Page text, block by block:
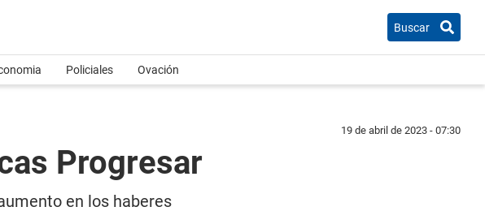
Buscar
Policiales Ovación
19 de abril de 2023 - 07:30
Progresar
en los haberes